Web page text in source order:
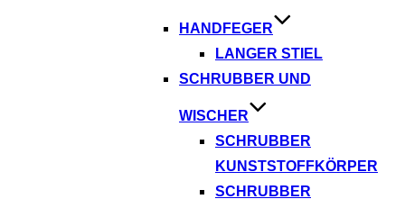
HANDFEGER
LANGER STIEL
SCHRUBBER UND
WISCHER
SCHRUBBER
KUNSTSTOFFKÖRPER
SCHRUBBER